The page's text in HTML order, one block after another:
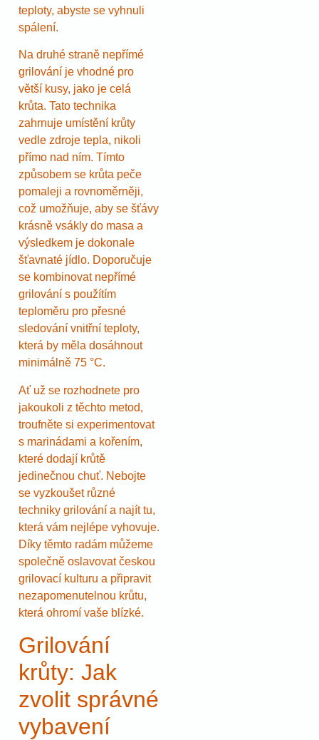
teploty, abyste se vyhnuli
spálení.
Na druhé straně nepřímé
grilování je vhodné pro
větší kusy, jako je celá
krůta. Tato technika
zahrnuje umístění krůty
vedle zdroje tepla, nikoli
přímo nad ním. Tímto
způsobem se krůta peče
pomaleji a rovnoměrněji,
což umožňuje, aby se šťávy
krásně vsákly do masa a
výsledkem je dokonale
šťavnaté jídlo. Doporučuje
se kombinovat nepřímé
grilování s použítím
teploměru pro přesné
sledování vnitřní teploty,
která by měla dosáhnout
minimálně 75 °C.
Ať už se rozhodnete pro
jakoukoli z těchto metod,
troufněte si experimentovat
s marinádami a kořením,
které dodají krůtě
jedinečnou chuť. Nebojte
se vyzkoušet různé
techniky grilování a najít tu,
která vám nejlépe vyhovuje.
Díky těmto radám můžeme
společně oslavovat českou
grilovací kulturu a připravit
nezapomenutelnou krůtu,
která ohromí vaše blízké.
Grilování
krůty: Jak
zvolit správné
vybavení